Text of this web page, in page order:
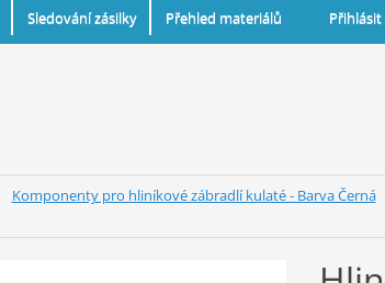
Sledování zásilky Přehled materiálů Přihlásit
Komponenty pro hliníkové zábradlí kulaté - Barva Černá